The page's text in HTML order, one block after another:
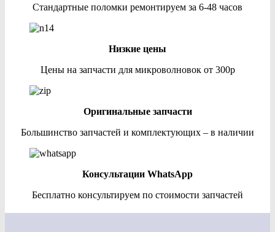
Стандартные поломки ремонтируем за 6-48 часов
Низкие цены
Цены на запчасти для микроволновок от 300р
Оригинальные запчасти
Большинство запчастей и комплектующих – в наличии
Консультации WhatsApp
Бесплатно консультируем по стоимости запчастей